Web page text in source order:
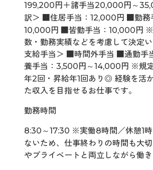
199,200円＋諸手当20,000円～
訳＞ ■住居手当：12,000円 ■勤務
10,000円 ■皆勤手当：10,000円 ※
数・勤務実績などを考慮して決定
支給手当＞ ■時間外手当 ■通勤手
養手当：3,500円～14,000円 ※規
年2回・昇給年1回あり◎ 経験を活
た収入を目指せるお仕事です。
勤務時間
8:30～17:30 ※実働8時間／休憩1
ないため、仕事終わりの時間も大
やプライベートと両立しながら働